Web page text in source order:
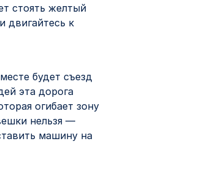
стоять желтый
двигайтесь к
будет съезд
эта дорога
огибает зону
нельзя —
машину на